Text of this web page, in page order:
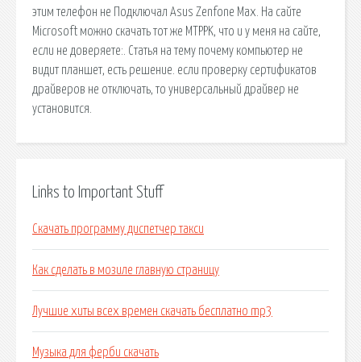
этим телефон не Подключал Asus Zenfone Max. На сайте
Microsoft можно скачать тот же MTPPK, что и у меня на сайте,
если не доверяете:. Статья на тему почему компьютер не
видит планшет, есть решение. если проверку сертификатов
драйверов не отключать, то универсальный драйвер не
установится.
Links to Important Stuff
Скачать программу диспетчер такси
Как сделать в мозиле главную страницу
Лучшие хиты всех времен скачать бесплатно mp3
Музыка для ферби скачать